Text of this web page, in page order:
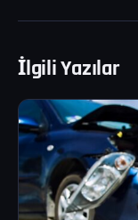
İlgili Yazılar